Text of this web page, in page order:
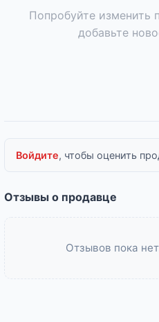
Попробуйте изменить
добавьте
Войдите, чтобы оценить
Отзывы о продавце
Отзывов пока